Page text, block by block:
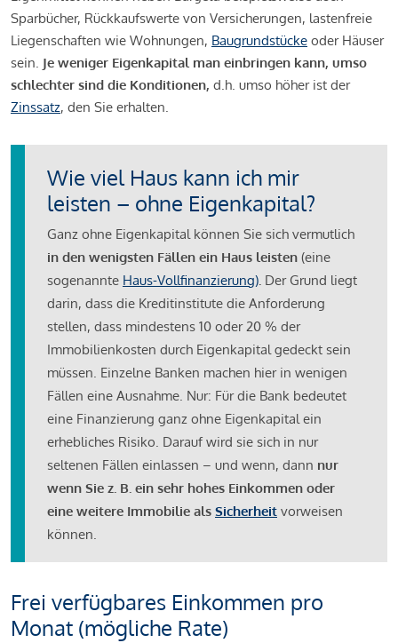
Sparbücher, Rückkaufswerte von Versicherungen, lastenfreie
Liegenschaften wie Wohnungen, Baugrundstücke oder Häuser
sein. Je weniger Eigenkapital man einbringen kann, umso
schlechter sind die Konditionen, d.h. umso höher ist der
Zinssatz, den Sie erhalten.
Wie viel Haus kann ich mir
leisten – ohne Eigenkapital?
Ganz ohne Eigenkapital können Sie sich vermutlich
in den wenigsten Fällen ein Haus leisten (eine
sogenannte Haus-Vollfinanzierung). Der Grund liegt
darin, dass die Kreditinstitute die Anforderung
stellen, dass mindestens 10 oder 20 % der
Immobilienkosten durch Eigenkapital gedeckt sein
müssen. Einzelne Banken machen hier in wenigen
Fällen eine Ausnahme. Nur: Für die Bank bedeutet
eine Finanzierung ganz ohne Eigenkapital ein
erhebliches Risiko. Darauf wird sie sich in nur
seltenen Fällen einlassen – und wenn, dann nur
wenn Sie z. B. ein sehr hohes Einkommen oder
eine weitere Immobilie als Sicherheit vorweisen
können.
Frei verfügbares Einkommen pro
Monat (mögliche Rate)